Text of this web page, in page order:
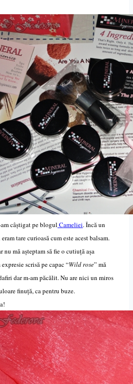
câștigat pe blogul Cameliei. Încă un
tare curioasă cum este acest balsam.
nu mă așteptam să fie o cutiuță așa
scrisă pe capac “Wild rose” mă
dar m-am păcălit. Nu are nici un miros
finuță, ca pentru buze.